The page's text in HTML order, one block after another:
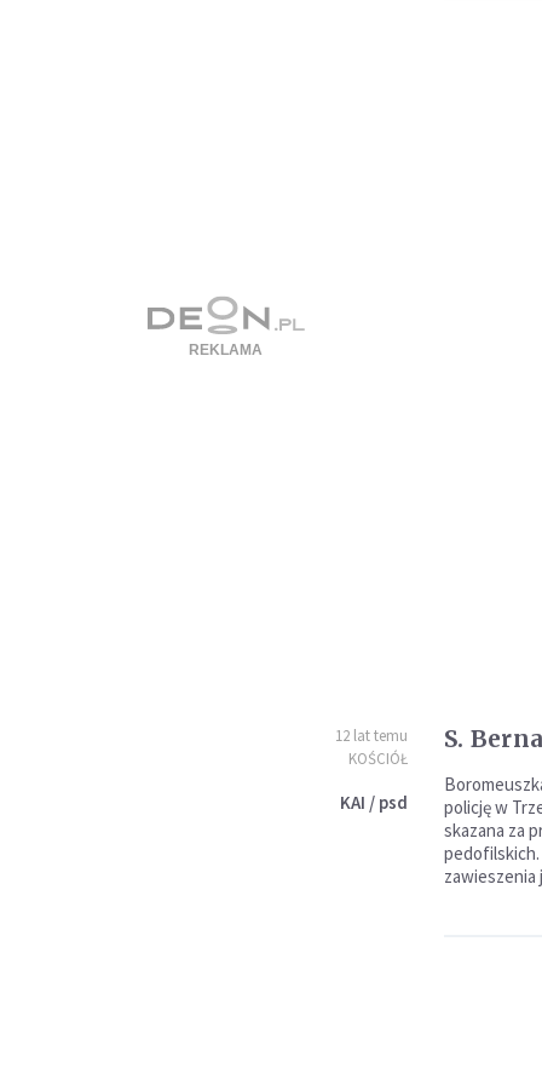
12 lat temu
KOŚCIÓŁ
KAI / psd
S.
policję w
skazana za
pedofilskich.
zawieszenia